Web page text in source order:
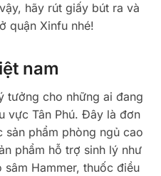
hãy rút giấy bút ra và
quận Xinfu nhé!
nam
tưởng cho những ai đang
vực Tân Phú. Đây là đơn
phẩm phòng ngủ cao
phẩm hỗ trợ sinh lý như
Hammer, thuốc điều